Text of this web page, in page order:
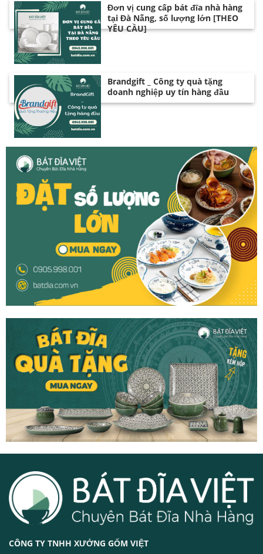
Đơn vị cung cấp bát đĩa nhà hàng
tại Đà Nẵng, số lượng lớn [THEO
YÊU CẦU]
Brandgift _ Công ty quà tặng
doanh nghiệp uy tín hàng đầu
CÔNG TY TNHH XƯỞNG GỐM VIỆT